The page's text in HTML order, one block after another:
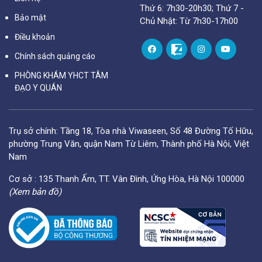
Bảo mật
Điều khoản
Chính sách quảng cáo
PHÒNG KHÁM YHCT TÂM
ĐẠO Y QUÁN
Thứ 6: 7h30-20h30; Thứ 7 -
Chủ Nhật: Từ 7h30-17h00
Trụ sở chính: Tầng 18, Tòa nhà Viwaseen, Số 48 Đường Tố Hữu,
phường Trung Văn, quận Nam Từ Liêm, Thành phố Hà Nội, Việt
Nam
Cơ sở : 135 Thanh Ấm, TT. Vân Đình, Ứng Hòa, Hà Nội 100000
(Xem bản đồ)